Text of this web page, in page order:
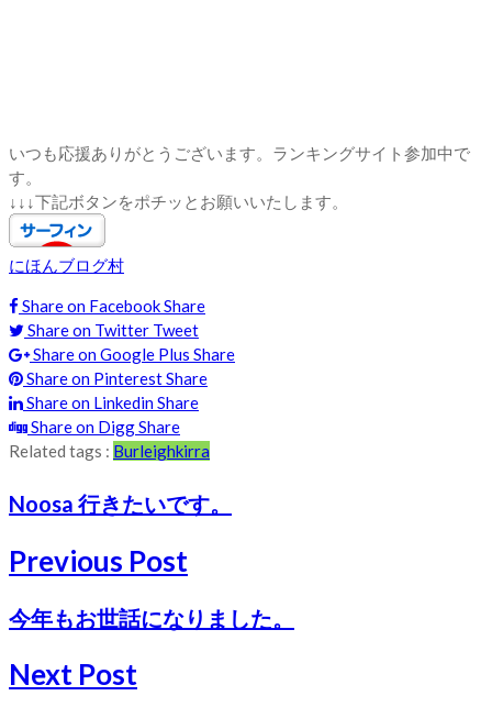
いつも応援ありがとうございます。ランキングサイト参加中で
す。
↓↓↓下記ボタンをポチッとお願いいたします。
にほんブログ村
Share on FacebookShare
Share on Twitter Tweet
Share on Google Plus Share
Share on PinterestShare
Share on LinkedinShare
Share on DiggShare
Related tags : Burleighkirra
Noosa 行きたいです。
Previous Post
今年もお世話になりました。
Next Post